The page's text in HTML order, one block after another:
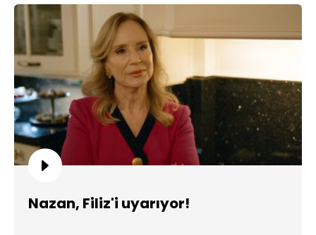
Nazan, Filiz'i uyarıyor!